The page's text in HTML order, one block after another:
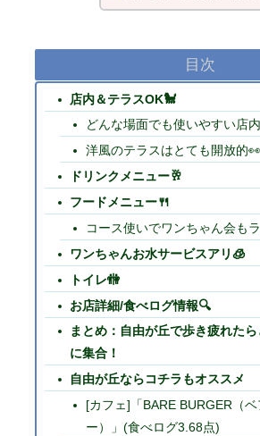
目次
店内＆テラスOK🐩
どんな場面でも使いやすい店
洋風のテラスはとても開放的👀
ドリンクメニュー🥂
フードメニュー🍴
コース使いでワンちゃん会も
ワンちゃんお水サービスアリ🧊
トイレ🚻
お店詳細/食べログ情報🔍
まとめ：自由が丘で歩き疲れた
に集合！
自由が丘ならコチラもオススメ
[カフェ]「BARE BURGER（
ー）」(食べログ3.68点)